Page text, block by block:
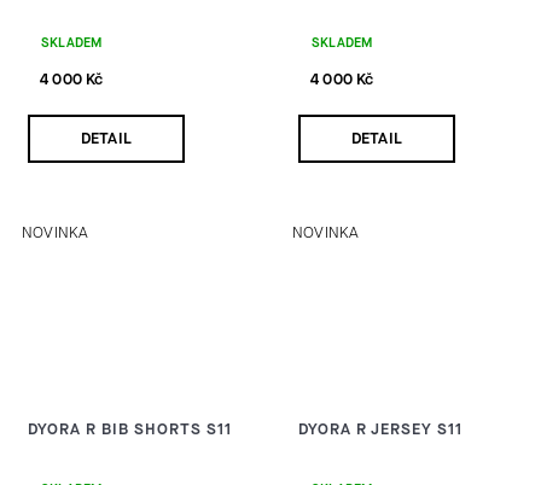
SKLADEM
4 000 Kč
DETAIL
SKLADEM
4 000 Kč
DETAIL
NOVINKA
DYORA R BIB SHORTS S11
NOVINKA
DYORA R JERSEY S11